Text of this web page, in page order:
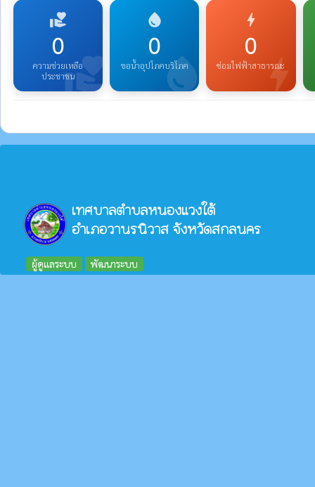
volunteer_activism
volunteer_activism
0
ความช่วยเหลือ
ประชาชน
water_drop
water_drop
0
ขอน้ำอุปโภคบริโภค bolt
bolt
0
ซ่อมไฟฟ้าสาธารณะ
เทศบาลตำบลหนองแวงใต้
อำเภอวานรนิวาส จังหวัดสกลนคร
ผู้ดูแลระบบ พัฒนาระบบ